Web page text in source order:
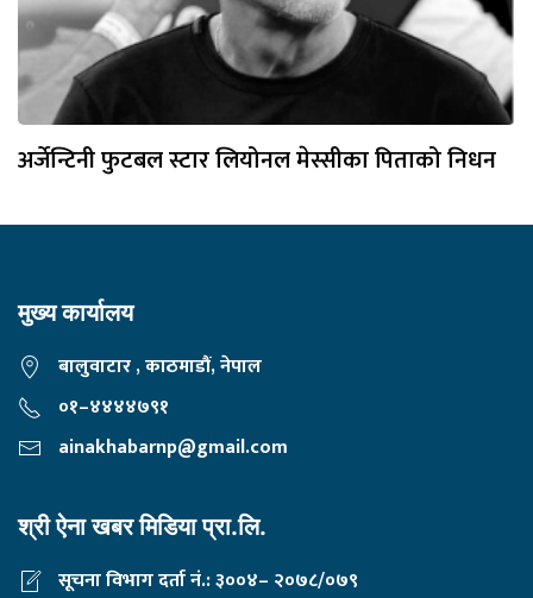
अर्जेन्टिनी फुटबल स्टार लियोनल मेस्सीका पिताको निधन
मुख्य कार्यालय
बालुवाटार , काठमाडौं, नेपाल
०१–४४४४७९१
ainakhabarnp@gmail.com
श्री ऐना खबर मिडिया प्रा.लि.
सूचना विभाग दर्ता नं.: ३००४– २०७८/०७९